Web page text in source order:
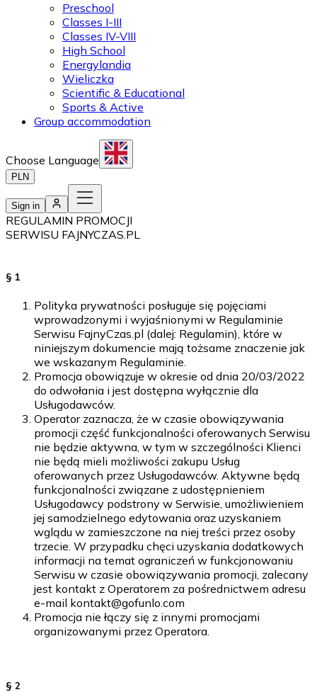
Preschool
Classes I-III
Classes IV-VIII
High School
Energylandia
Wieliczka
Scientific & Educational
Sports & Active
Group accommodation
Choose Language
PLN
Sign in
REGULAMIN PROMOCJI
SERWISU FAJNYCZAS.PL
§ 1
Polityka prywatności posługuje się pojęciami
wprowadzonymi i wyjaśnionymi w Regulaminie
Serwisu FajnyCzas.pl (dalej: Regulamin), które w
niniejszym dokumencie mają tożsame znaczenie jak
we wskazanym Regulaminie.
Promocja obowiązuje w okresie od dnia 20/03/2022
do odwołania i jest dostępna wyłącznie dla
Usługodawców.
Operator zaznacza, że w czasie obowiązywania
promocji część funkcjonalności oferowanych Serwisu
nie będzie aktywna, w tym w szczególności Klienci
nie będą mieli możliwości zakupu Usług
oferowanych przez Usługodawców. Aktywne będą
funkcjonalności związane z udostępnieniem
Usługodawcy podstrony w Serwisie, umożliwieniem
jej samodzielnego edytowania oraz uzyskaniem
wglądu w zamieszczone na niej treści przez osoby
trzecie. W przypadku chęci uzyskania dodatkowych
informacji na temat ograniczeń w funkcjonowaniu
Serwisu w czasie obowiązywania promocji, zalecany
jest kontakt z Operatorem za pośrednictwem adresu
e-mail kontakt@gofunlo.com
Promocja nie łączy się z innymi promocjami
organizowanymi przez Operatora.
§ 2